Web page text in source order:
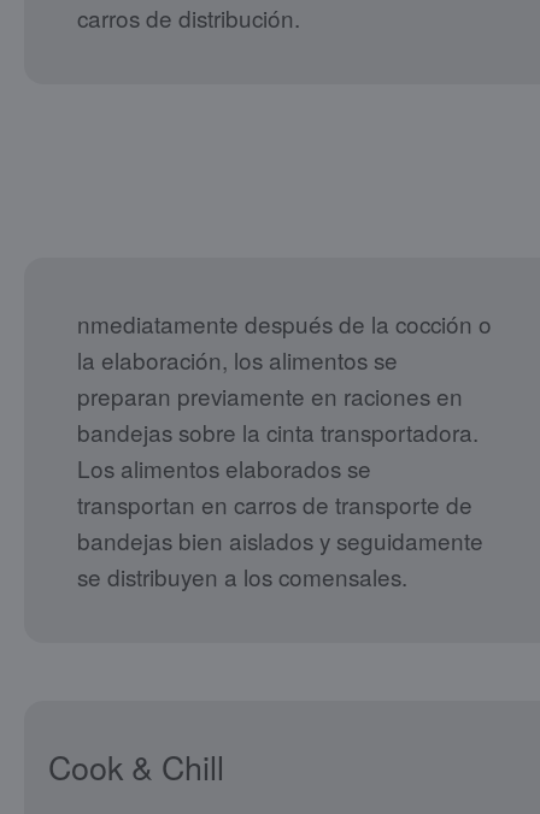
carros de distribución.
nmediatamente después de la cocción o
la elaboración, los alimentos se
preparan previamente en raciones en
bandejas sobre la cinta transportadora.
Los alimentos elaborados se
transportan en carros de transporte de
bandejas bien aislados y seguidamente
se distribuyen a los comensales.
Cook & Chill